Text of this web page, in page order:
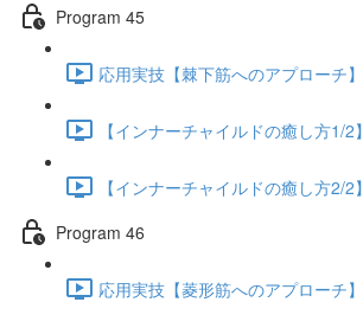
Program 45
応用実技【棘下筋へのアプローチ
【インナーチャイルドの癒し方1/2
【インナーチャイルドの癒し方2/2
Program 46
応用実技【菱形筋へのアプローチ